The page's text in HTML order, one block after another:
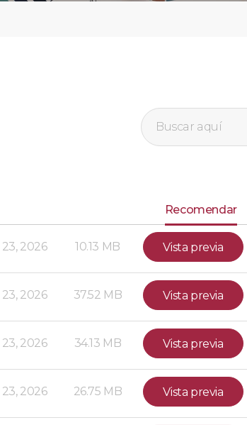
Recomendar
2026 10.13 MB Vista previa
2026 37.52 MB Vista previa
2026 34.13 MB Vista previa
2026 26.75 MB Vista previa